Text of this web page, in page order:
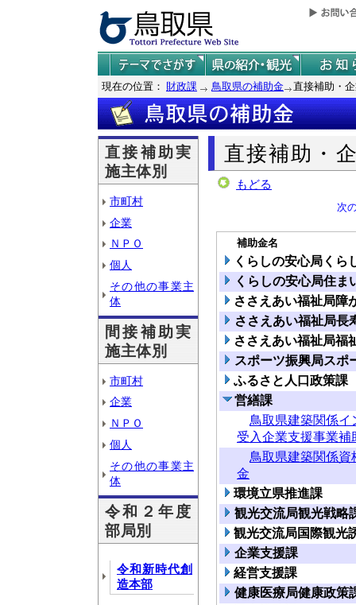
現在の位置： 財政課 鳥取県の補助金 直接補助・
直接補助実
施主体別
市町村
企業
ＮＰＯ
個人
その他の事業主
体
間接補助実
施主体別
市町村
企業
ＮＰＯ
個人
その他の事業主
体
令和２年度
部局別
令和新時代創
造本部
直接補助・
もどる
次
補助金名
くらしの安心局くら
くらしの安心局住ま
ささえあい福祉局障
ささえあい福祉局長
ささえあい福祉局福
スポーツ振興局スポ
ふるさと人口政策課
営繕課
鳥取県建築関係
受入企業支援事業補
鳥取県建築関係
金
環境立県推進課
観光交流局観光戦略
観光交流局国際観光
企業支援課
経営支援課
健康医療局健康政策